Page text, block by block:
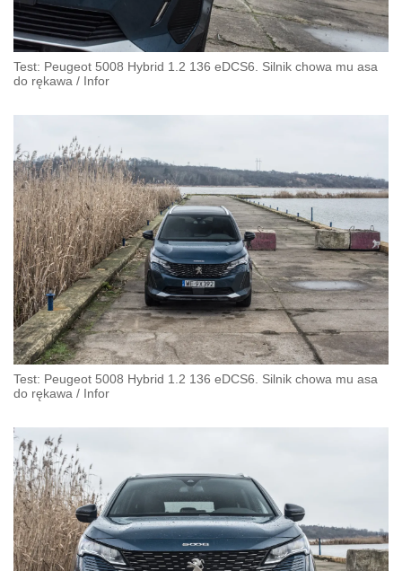
Test: Peugeot 5008 Hybrid 1.2 136 eDCS6. Silnik chowa mu asa
do rękawa / Infor
Test: Peugeot 5008 Hybrid 1.2 136 eDCS6. Silnik chowa mu asa
do rękawa / Infor